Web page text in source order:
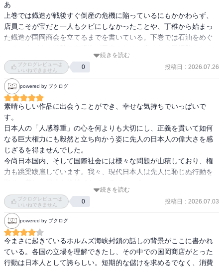
あ
上巻では鐡造が戦後すぐ倒産の危機に陥っているにもかかわらず、
店員こそが宝だと一人もクビにしなかったことや、丁稚から始まっ
た鐡造が国岡商会を立てるまでを書いている。下巻では石油をめぐ
ことに奔走している姿を読むことができた。
イランに日章丸が到着した時の歓喜ぶりやアメリカとイラン情勢な
どが少し明確になり勉強にもなった。
続きを読む
ブクログレビューは
いいねできません
0 投稿日 : 2026.07.26
powered by ブクログ
素晴らしい作品に出会うことができ、幸せな気持ちでいっぱいで
す。
日本人の「人感尊重」の心を何よりも大切にし、正義を貫いて如何
なる巨大権力にも毅然と立ち向かう姿に先人の日本人の偉大さを感
じざるを得ませんでした。
今尚日本国内、そして国際社会には様々な問題が山積しており、権
力も跳梁跋扈しています。我々、現代日本人は先人に恥じぬ行動を
政治権力が肥大化して暴走しながらも、諸問題について無関心の層
が厚みを増してゆき、大人から子供まで掌ほどの画面に囚われ、思
考が衰退している状況は憂慮すべきです。
我々が何をすべきか、何をしなければならないか、考えながら生き
たいと、そう思わせて貰いました。
続きを読む
ブクログレビューは
いいねできません
0 投稿日 : 2026.07.03
powered by ブクログ
今まさに起きているホルムズ海峡封鎖の話しの背景がここに書かれ
ている。各国の立場を理解できたし、その中での国岡商店がとった
行動は日本人として誇らしい。短期的な儲けを求めるでなく、消費